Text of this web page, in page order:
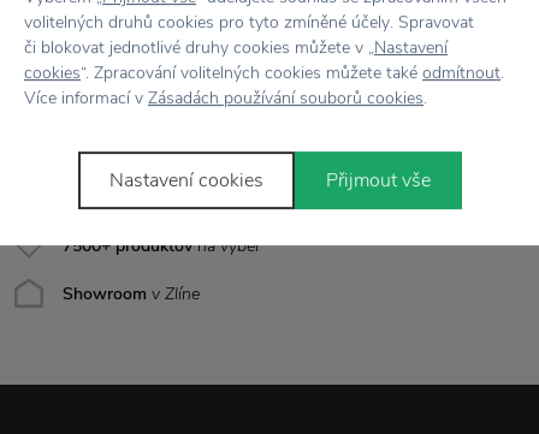
Všetko skladom,odosielame ihneď
Doprava zadarmonad 100 €
7500+ produktovna výber
Showroom v Zlíne
volitelných druhů cookies pro tyto zmíněné účely. Spravovat
či blokovat jednotlivé druhy cookies můžete v „Nastavení
cookies“. Zpracování volitelných cookies můžete také odmítnout.
Více informací v Zásadách používání souborů cookies.
Nastavení cookies Přijmout vše